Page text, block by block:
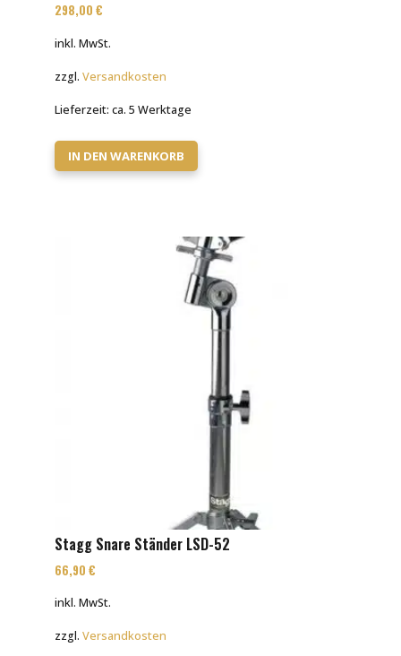
298,00 €
inkl. MwSt.
zzgl. Versandkosten
Lieferzeit: ca. 5 Werktage
IN DEN WARENKORB
Stagg Snare Ständer LSD-52
66,90 €
inkl. MwSt.
zzgl. Versandkosten